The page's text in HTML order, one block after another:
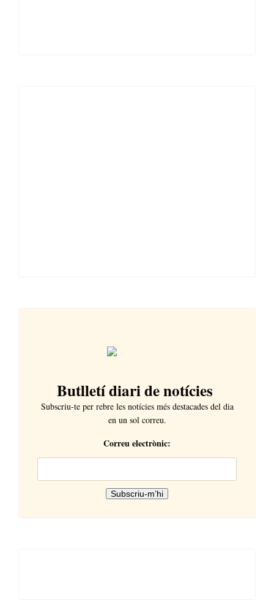
Butlletí diari de notícies
Subscriu-te per rebre les notícies més destacades del dia
en un sol correu.
Correu electrònic: